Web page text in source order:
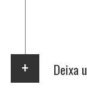
Deixa